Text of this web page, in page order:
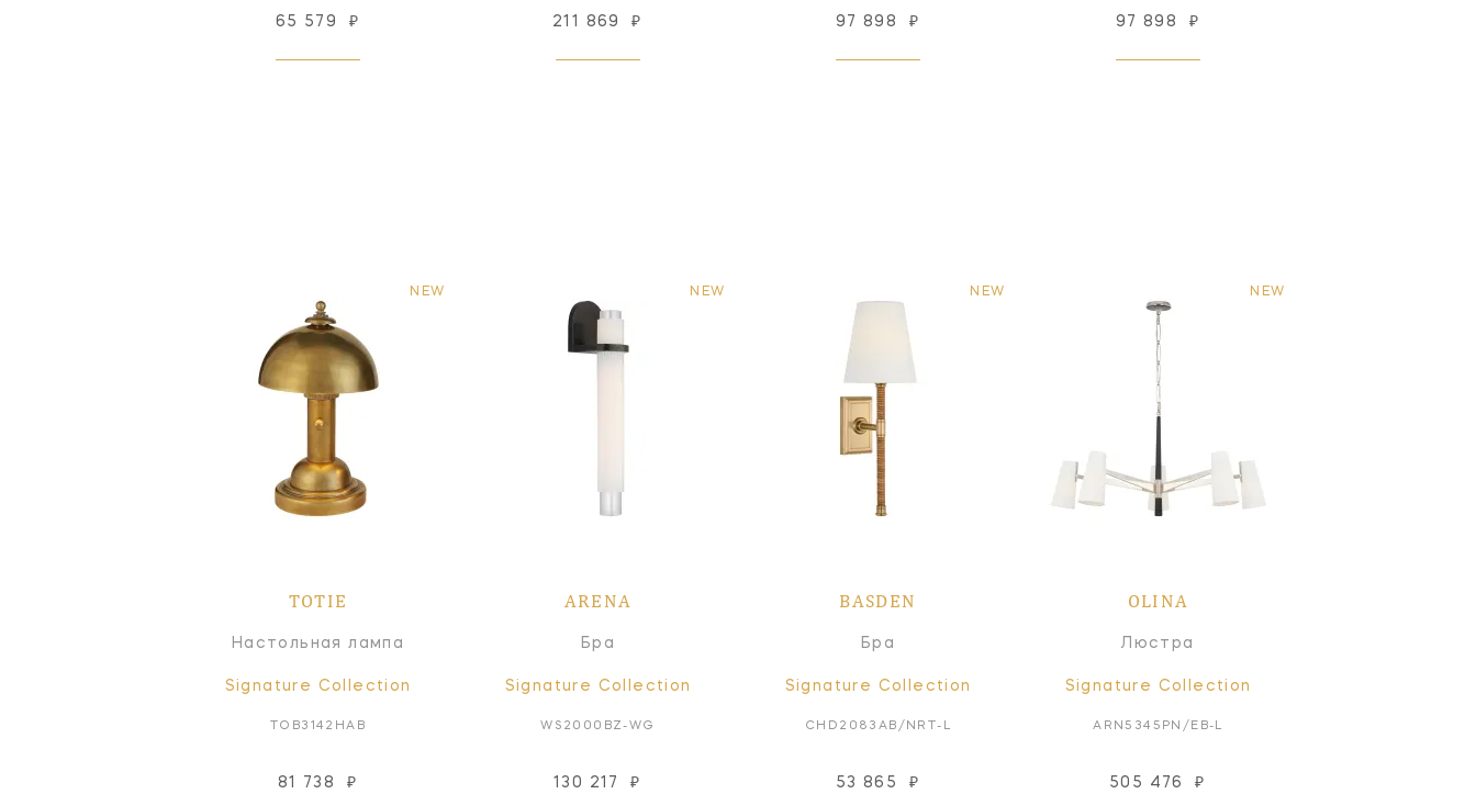
65 579 ₽ 211 869 ₽ 97 898 ₽ 97 898 ₽
NEW
TOTIE
Настольная лампа
Signature Collection
TOB3142HAB
81 738 ₽
NEW
ARENA
Бра
Signature Collection
WS2000BZ-WG
130 217 ₽
NEW
BASDEN
Бра
Signature Collection
CHD2083AB/NRT-L
53 865 ₽
NEW
OLINA
Люстра
Signature Collection
ARN5345PN/EB-L
505 476 ₽